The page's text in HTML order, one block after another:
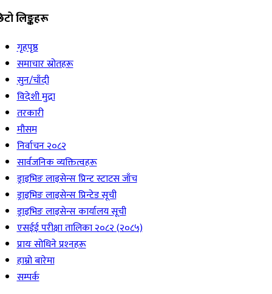
लिङ्कहरू
गृहपृष्ठ
समाचार स्रोतहरू
सुन/चाँदी
विदेशी मुद्रा
तरकारी
मौसम
निर्वाचन २०८२
सार्वजनिक व्यक्तित्वहरू
ड्राइभिङ लाइसेन्स प्रिन्ट स्टाटस जाँच
ड्राइभिङ लाइसेन्स प्रिन्टेड सूची
ड्राइभिङ लाइसेन्स कार्यालय सूची
एसईई परीक्षा तालिका २०८२ (२०८५)
प्रायः सोधिने प्रश्‍नहरू
हाम्रो बारेमा
सम्पर्क